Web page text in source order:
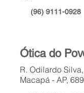
(96) 9111-0928
Ótica do
R. Odilardo
Macapá - AP,